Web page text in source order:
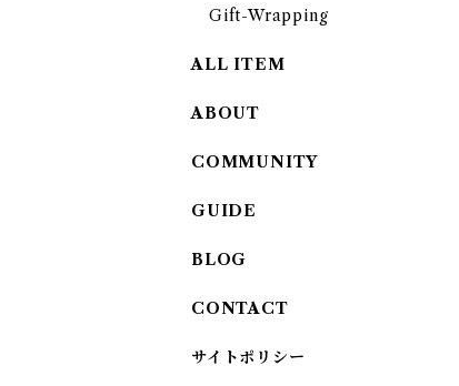
Gift-Wrapping
ALL ITEM
ABOUT
COMMUNITY
GUIDE
BLOG
CONTACT
サイトポリシー